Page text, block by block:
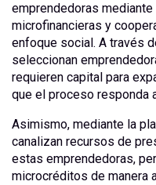
emprendedoras
microfinancieras y
enfoque social. A través
seleccionan
requieren capital para
que el proceso responda
Asimismo, mediante la
canalizan recursos de
estas emprendedoras,
microcréditos de manera